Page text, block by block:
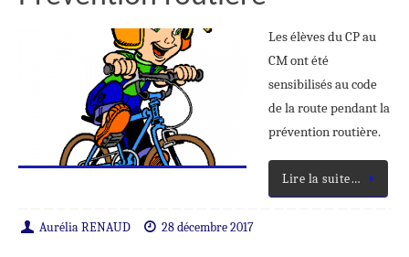
Les élèves du CP au
CM ont été
sensibilisés au code
de la route pendant la
prévention routière.
Lire la suite…
Aurélia RENAUD 28 décembre 2017